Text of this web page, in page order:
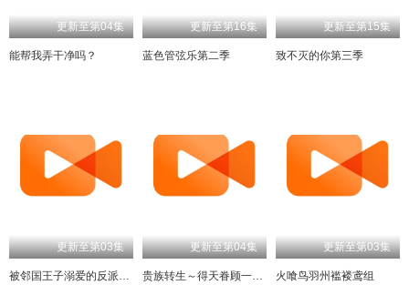
更新至第04集
能帮我弄干净吗？
更新至第16集
蓝色管弦乐第二季
更新至第15集
致不灭的你第三季
更新至第03集
被邻国王子溺爱的反派女主
更新至第04集
贵族转生～得天眷顾一出生就获得最强力量～
更新至第03集
火喰鸟羽州褴褛鸢组